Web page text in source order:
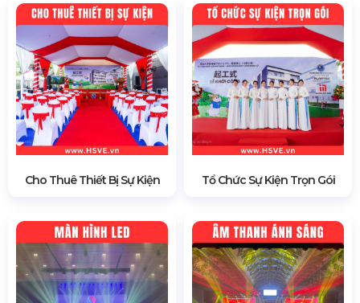
Cho Thuê Thiết Bị Sự Kiện Tổ Chức Sự Kiện Trọn Gói